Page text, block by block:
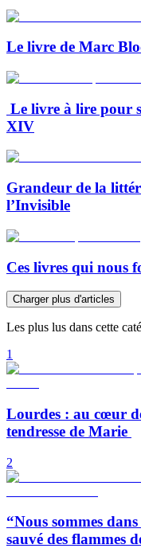
Le livre de Marc
Le livre à lire pour
XIV
Grandeur de la
l’Invisible
Ces livres qui nous
Charger plus d'articles
Les plus lus dans cette
1
Lourdes : au cœur
tendresse de Marie
2
“Nous sommes
sauvé des flammes